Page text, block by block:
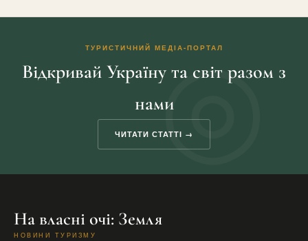
ТУРИСТИЧНИЙ МЕДІА-ПОРТАЛ
Відкривай Україну та світ разом з
нами
ЧИТАТИ СТАТТІ →
На власні очі: Земля
НОВИНИ ТУРИЗМУ